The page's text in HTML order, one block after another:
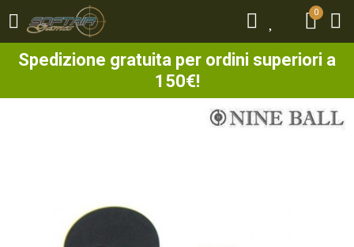
0
Spedizione gratuita per ordini superiori a
150€!
0